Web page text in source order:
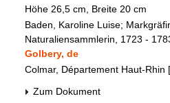
Höhe 26,5 cm, Breite 20 cm
Baden, Karoline Luise;
Naturaliensammlerin, 1723 -
Golbery, de
Colmar, Département Haut-Rhin
Zum Dokument